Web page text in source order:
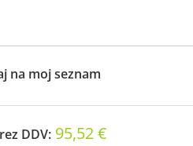
na moj seznam
DDV: 95,52 €